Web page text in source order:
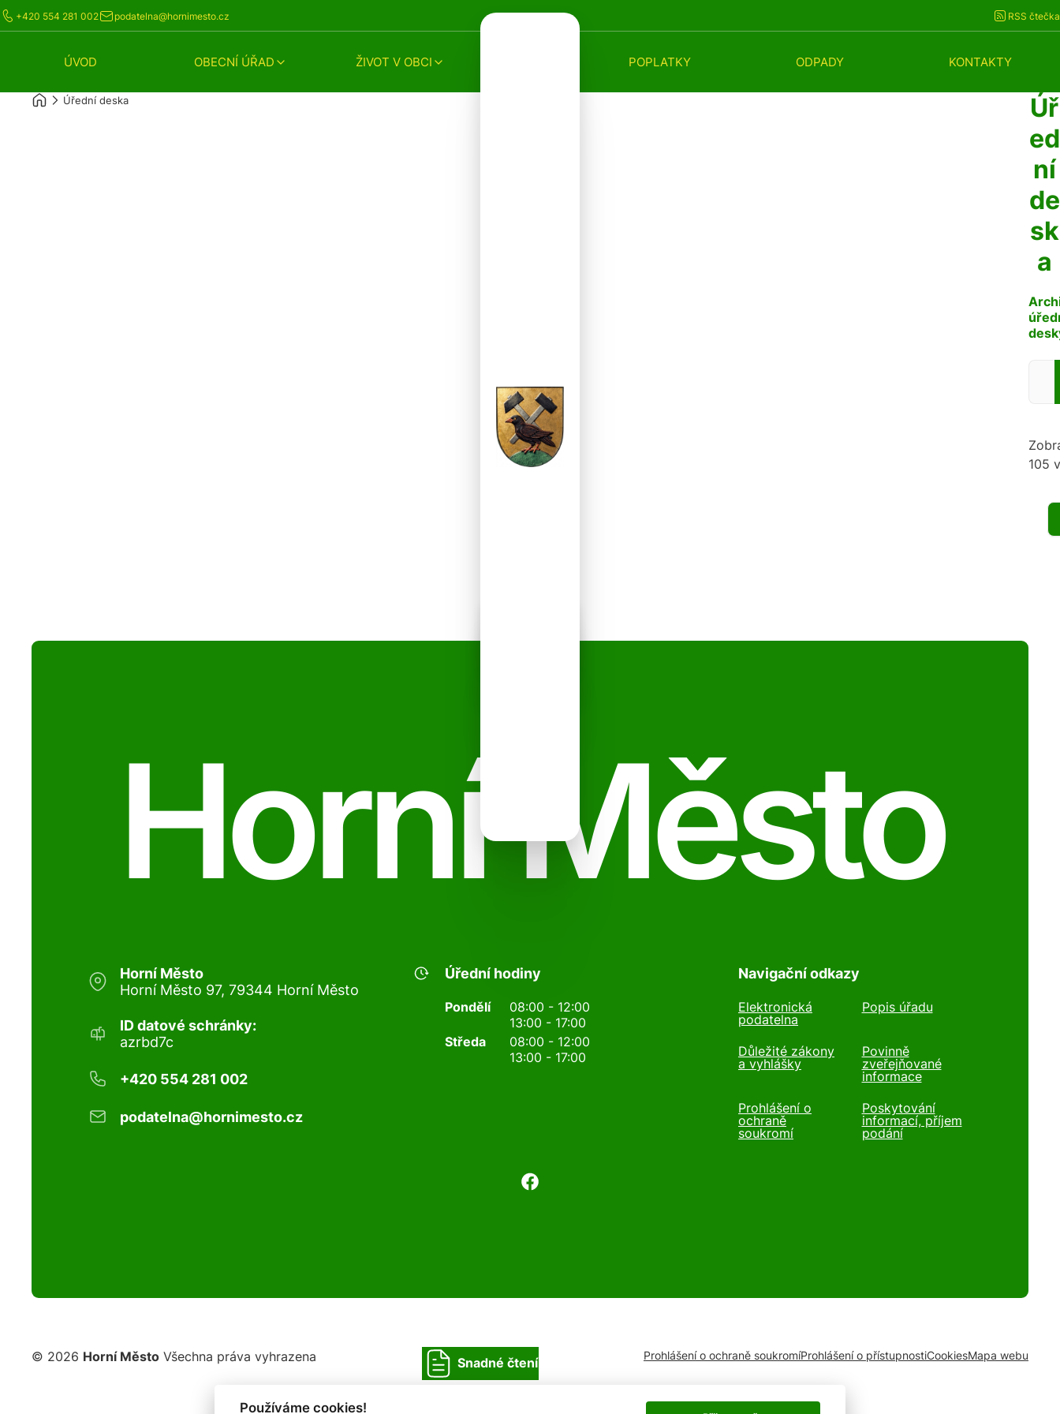
+420 554 281 002 podatelna@hornimesto.cz RSS čtečka
ÚVOD OBECNÍ ÚŘAD ŽIVOT V OBCI POPLATKY ODPADY KONTAKTY
Úřední deska
Úř
ed
ní
de
sk
a
105
Horní Město
Horní Město
Horní Město 97, 79344 Horní Město
ID datové schránky:
azrbd7c
+420 554 281 002
podatelna@hornimesto.cz
Úřední hodiny
Pondělí
08:00 - 12:00
13:00 - 17:00
Středa
08:00 - 12:00
13:00 - 17:00
Navigační odkazy
Elektronická
podatelna
Popis úřadu
Důležité zákony
a vyhlášky
Povinně
zveřejňované
informace
Prohlášení o
ochraně
soukromí
Poskytování
informací, příjem
podání
© 2026 Horní Město Všechna práva vyhrazena Snadné čtení Prohlášení o ochraně soukromíProhlášení o přístupnostiCookiesMapa webu
Používáme cookies!